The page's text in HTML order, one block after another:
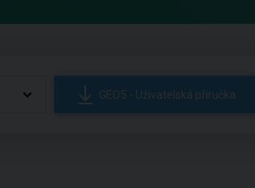
GEO5 - Uživatelská příručka